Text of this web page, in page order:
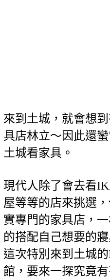
來到土城，就會想
具店林立～因此還
土城看家具。
現代人除了會去看
屋等等的店來挑選
實專門的家具店，
的搭配自己想要的
這次特別來到土城
館，要來一探究竟